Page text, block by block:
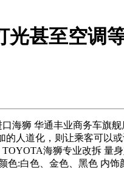
光甚至空调
狮 华通丰业商务车旗舰
人道化，则让乘客可
海狮专业改拆 量
色:白色、金色、黑色 内